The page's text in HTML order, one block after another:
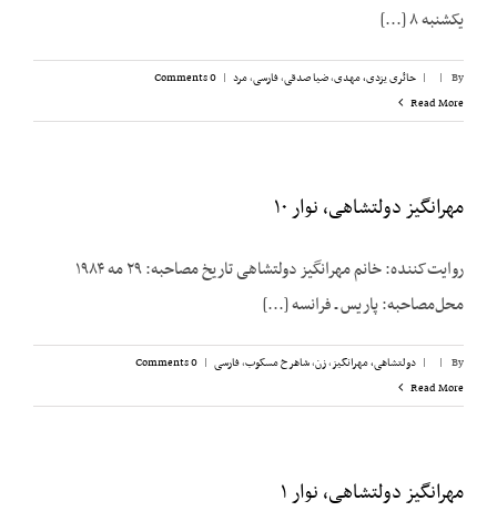
یکشنبه ۸ [...]
By
|
| حائری یزدی، مهدی,ضیا صدقی,فارسی,مرد |
0 Comments
Read More
مهرانگیز دولتشاهی، نوار ۱۰
روایت‌کننده: خانم مهرانگیز دولتشاهی تاریخ مصاحبه: ۲۹ مه ۱۹۸۴
محل‌مصاحبه: پاریس ـ فرانسه [...]
By
|
| دولتشاهی، مهرانگیز,زن,شاهرخ مسکوب,فارسی |
0 Comments
Read More
مهرانگیز دولتشاهی، نوار ۱